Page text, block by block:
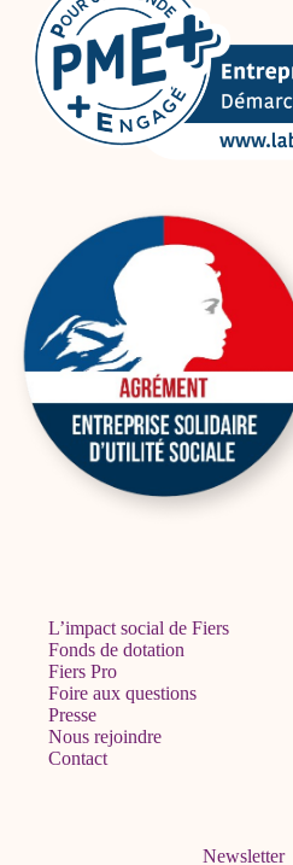
L’impact social de Fiers
Fonds de dotation
Fiers Pro
Foire aux questions
Presse
Nous rejoindre
Contact
Newsletter